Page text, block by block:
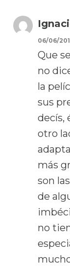
06/06/
Que
no
la
sus
decís,
otro
más
son
de
no